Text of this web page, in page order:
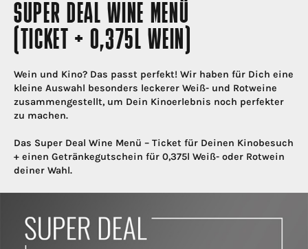
SUPER DEAL WINE MENÜ
(TICKET + 0,375L WEIN)
Wein und Kino? Das passt perfekt! Wir haben für Dich eine
kleine Auswahl besonders leckerer Weiß- und Rotweine
zusammengestellt, um Dein Kinoerlebnis noch perfekter
zu machen.
Das Super Deal Wine Menü – Ticket für Deinen Kinobesuch
+ einen Getränkegutschein für 0,375l Weiß- oder Rotwein
deiner Wahl.